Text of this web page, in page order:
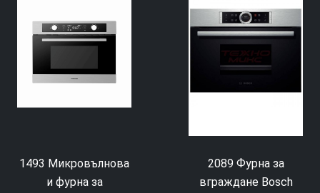
1493 Микровълнова
и фурна за
2089 Фурна за
вграждане Bosch